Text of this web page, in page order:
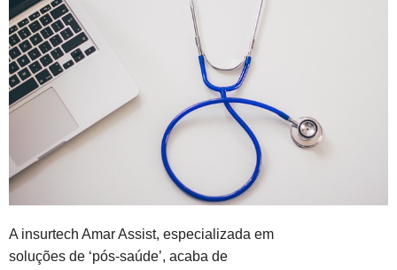
A insurtech Amar Assist, especializada em
soluções de ‘pós-saúde’, acaba de